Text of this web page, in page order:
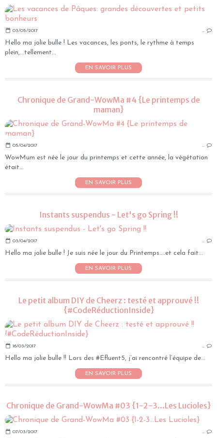
03/05/2017 …
Hello ma jolie bulle ! Les vacances, les ponts, le rythme à temps
plein,...tellement...
EN SAVOIR PLUS
Chronique de Grand-WowMa #4 {Le printemps de
maman}
05/04/2017 …
WowMum est née le jour du printemps et cette année, la végétation
était...
EN SAVOIR PLUS
Instants suspendus - Let's go Spring !!
03/04/2017 …
Hello ma jolie bulle ! Je suis née le jour du Printemps....et cela fait...
EN SAVOIR PLUS
Le petit album DIY de Cheerz : testé et approuvé !!
{#CodeRéductionInside}
16/03/2017 …
Hello ma jolie bulle !! Lors des #Efluent5, j’ai rencontré l’équipe de...
EN SAVOIR PLUS
Chronique de Grand-WowMa #03 {1-2-3...Les Lucioles}
07/03/2017 …